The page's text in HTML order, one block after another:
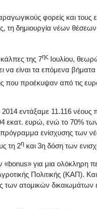
φορείς και τους
δημιουργία νέων
της 7ης Ιουλίου,
να είναι τα επόμενα
που προέκυψαν από τις
εντάξαμε 11.116 νέους
εκατ. ευρώ, ενώ το 70%
ενίσχυσης των
τη 2η και 3η δόση των
για μια ολόκληρη
Πολιτικής (ΚΑΠ).
των ατομικών δικαιωμάτων